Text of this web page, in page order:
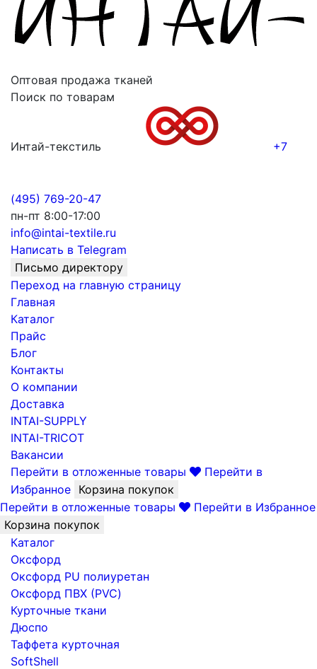
Оптовая продажа тканей
Поиск по товарам
Интай-текстиль +7
(495) 769-20-47
пн-пт 8:00-17:00
info@intai-textile.ru
Написать в Telegram
Письмо директору
Переход на главную страницу
Главная
Каталог
Прайс
Блог
Контакты
О компании
Доставка
INTAI-SUPPLY
INTAI-TRICOT
Вакансии
Перейти в отложенные товары
Перейти в
Избранное Корзина покупок
Перейти в отложенные товары
Перейти в Избранное
Корзина покупок
Каталог
Оксфорд
Оксфорд PU полиуретан
Оксфорд ПВХ (PVC)
Курточные ткани
Дюспо
Таффета курточная
SoftShell